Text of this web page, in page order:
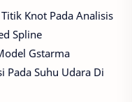
Knot Pada Analisis
Spline
Gstarma
Pada Suhu Udara Di